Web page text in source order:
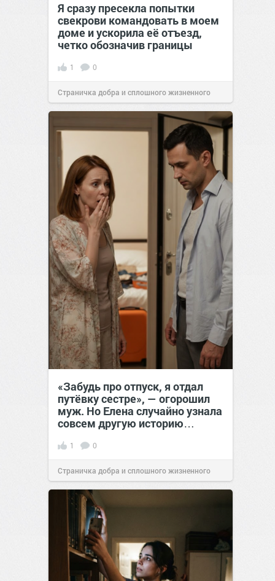
Я сразу пресекла попытки
свекрови командовать в моем
доме и ускорила её отъезд,
четко обозначив границы
1 0
Страничка добра и сплошного жизненного
позитива!00:28Вчера
«Забудь про отпуск, я отдал
путёвку сестре», — огорошил
муж. Но Елена случайно узнала
совсем другую историю…
1 0
Страничка добра и сплошного жизненного
позитива!00:28Вчера